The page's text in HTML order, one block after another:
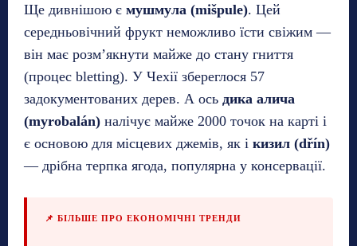
Ще дивнішою є мушмула (mišpule). Цей
середньовічний фрукт неможливо їсти свіжим —
він має розм’якнути майже до стану гниття
(процес bletting). У Чехії збереглося 57
задокументованих дерев. А ось дика алича
(myrobalán) налічує майже 2000 точок на карті і
є основою для місцевих джемів, як і кизил (dřín)
— дрібна терпка ягода, популярна у консервації.
📌 БІЛЬШЕ ПРО ЕКОНОМІЧНІ ТРЕНДИ